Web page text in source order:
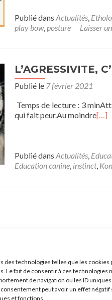
technologies telles que les cookies
Le fait de consentir à ces technologies
de navigation ou les ID
peut avoir un effet négatif
et fonctions.
Publié dans Actualités,
play bow,posture Laisser
L’AGRESSIVITE,
Publié le 7 février 2021
Temps de lecture : 3
qui fait peur.Au moindre[…]
Publié dans Actualités,
Education canine, instinct,